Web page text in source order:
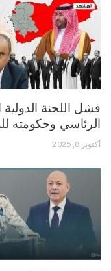
فشل اللجنة
الرئاسي وحكومته
أكتوبر 8, 2025